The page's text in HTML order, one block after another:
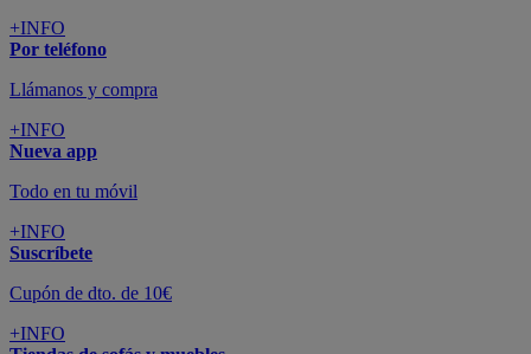
+INFO
Por teléfono
Llámanos y compra
+INFO
Nueva app
Todo en tu móvil
+INFO
Suscríbete
Cupón de dto. de 10€
+INFO